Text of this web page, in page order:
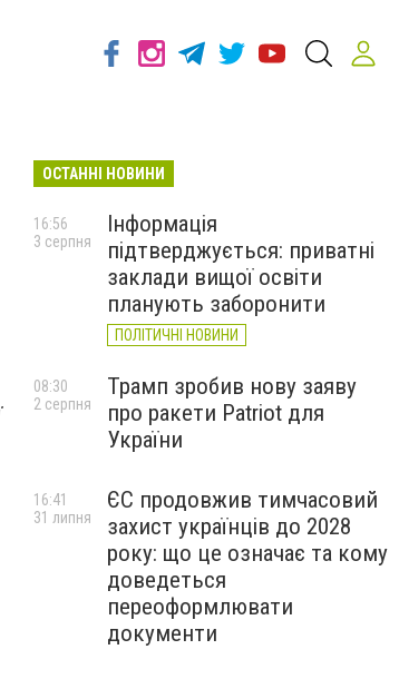
ОСТАННІ НОВИНИ
Інформація
підтверджується: приватні
заклади вищої освіти
планують заборонити
ПОЛІТИЧНІ НОВИНИ
16:56
3 серпня
Трамп зробив нову заяву
про ракети Patriot для
України
08:30
2 серпня
ЄС продовжив тимчасовий
захист українців до 2028
року: що це означає та кому
доведеться
переоформлювати
документи
16:41
31 липня